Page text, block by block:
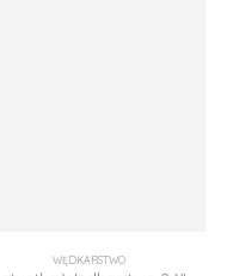
WĘDKARSTWO